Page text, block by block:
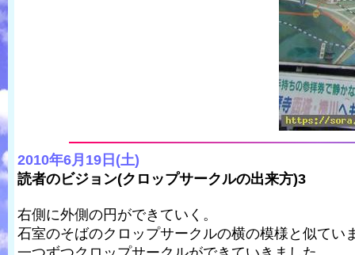
2010年6月19日(土)
読者のビジョン(クロップサークルの出来方)3
右側に外側の円ができていく。
石室のそばのクロップサークルの横の模様と似てい